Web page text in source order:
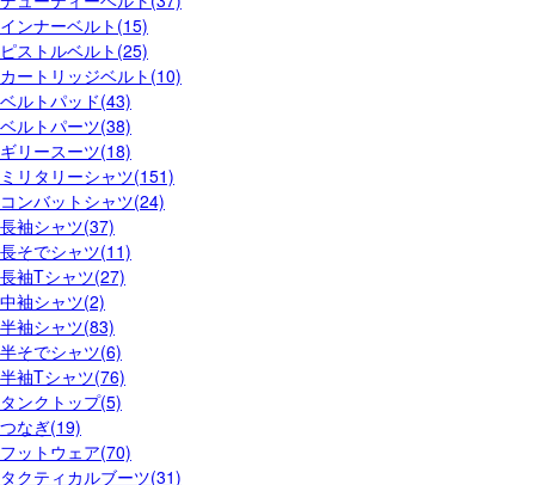
インナーベルト(15)
ピストルベルト(25)
カートリッジベルト(10)
ベルトパッド(43)
ベルトパーツ(38)
ギリースーツ(18)
ミリタリーシャツ(151)
コンバットシャツ(24)
長袖シャツ(37)
長そでシャツ(11)
長袖Tシャツ(27)
中袖シャツ(2)
半袖シャツ(83)
半そでシャツ(6)
半袖Tシャツ(76)
タンクトップ(5)
つなぎ(19)
フットウェア(70)
タクティカルブーツ(31)